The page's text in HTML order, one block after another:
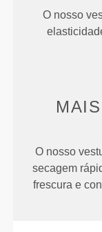
O nosso
O nosso
secagem
frescura e